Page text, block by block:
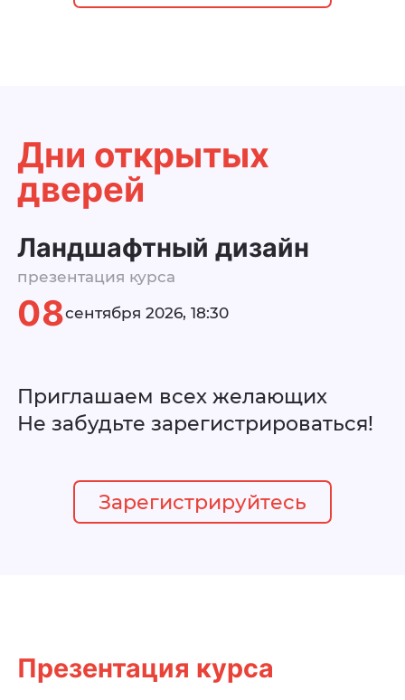
Дни открытых
дверей
Ландшафтный дизайн
презентация курса
08сентября 2026, 18:30
Приглашаем всех желающих
Не забудьте зарегистрироваться!
Зарегистрируйтесь
Презентация курса